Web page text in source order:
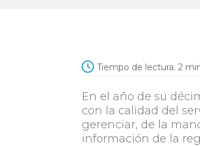
Tiempo de lectura: 2
En el año de su
con la calidad del
gerenciar, de la
información de la